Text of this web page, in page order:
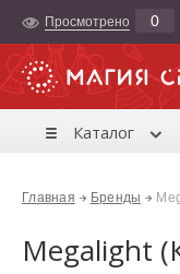
Просмотрено 0
Каталог
Главная Бренды
Megalight